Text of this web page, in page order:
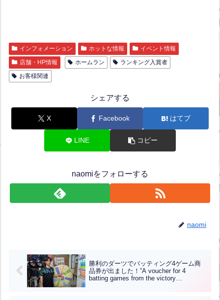
インフォメーション ホットな情報
イベント情報
店舗・HP情報
ホームラン
ランキング入賞者
お客様関連
シェアする
X Facebook はてブ
LINE コピー
naomiをフォローする
naomi
勝利のダーツでバッティング4ゲーム商
品券が出ました！”A voucher for 4
batting games from the victory